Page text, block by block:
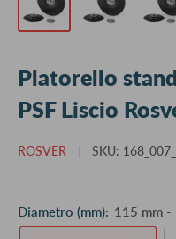
Platorello
PSF Liscio
ROSVER SKU:
Diametro (mm): 115 mm -